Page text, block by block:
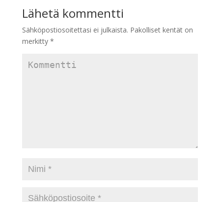
Lähetä kommentti
Sähköpostiosoitettasi ei julkaista. Pakolliset kentät on
merkitty *